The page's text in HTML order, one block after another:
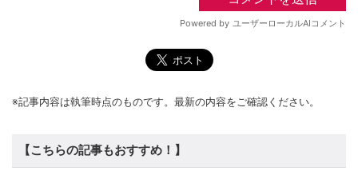
※記事内容は執筆時点のものです。最新の内容をご確認ください。
【こちらの記事もおすすめ！】